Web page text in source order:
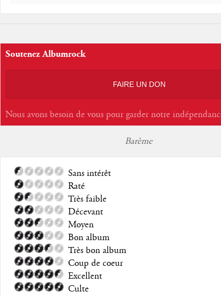
Soutenez Albumrock
FAIRE UN DON
Nous avons besoin de vous pour garder notre
Barème
Sans intérêt
Raté
Très faible
Décevant
Moyen
Bon album
Très bon album
Coup de coeur
Excellent
Culte